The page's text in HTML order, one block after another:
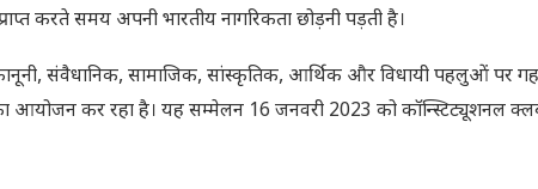
करते समय अपनी भारतीय नागरिकता छोड़नी पड़ती है।
संवैधानिक, सामाजिक, सांस्कृतिक, आर्थिक और विधायी पहलुओं पर
आयोजन कर रहा है। यह सम्मेलन 16 जनवरी 2023 को कॉन्स्टिट्यूशनल